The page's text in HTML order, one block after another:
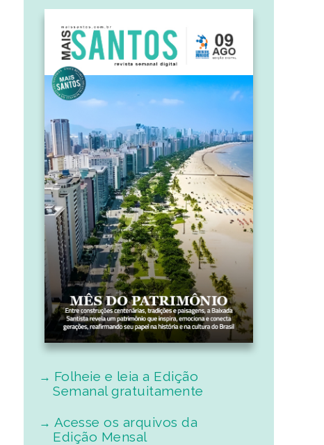
Folheie e leia a Edição
Semanal gratuitamente
Acesse os arquivos da
Edição Mensal